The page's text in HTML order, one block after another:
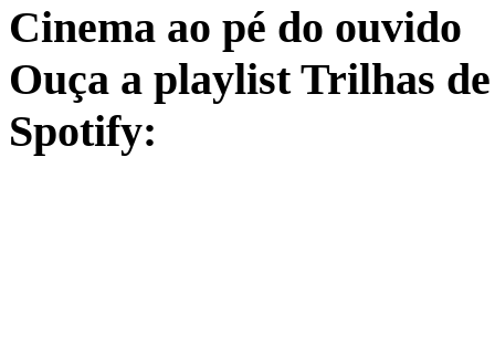
Cinema ao pé do ouvido
Ouça a playlist Trilhas
Spotify: